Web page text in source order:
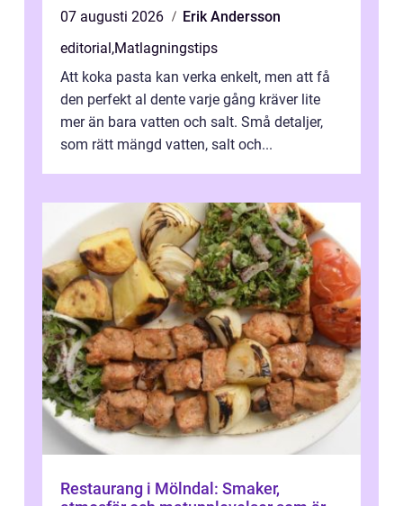
07 augusti 2026
Erik Andersson
editorial,Matlagningstips
Att koka pasta kan verka enkelt, men att få
den perfekt al dente varje gång kräver lite
mer än bara vatten och salt. Små detaljer,
som rätt mängd vatten, salt och...
Restaurang i Mölndal: Smaker,